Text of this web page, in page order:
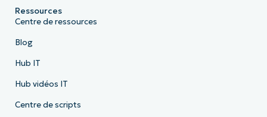
Ressources
Centre de ressources
Blog
Hub IT
Hub vidéos IT
Centre de scripts